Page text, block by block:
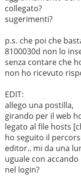
collegato?
sugerimenti?
p.s. che poi che
8100030d non lo
senza contare che
non ho ricevuto
EDIT:
allego una postilla,
girando per il web
legato al file hosts
ho seguito il
editor.. mi da una
uguale con
nel login?